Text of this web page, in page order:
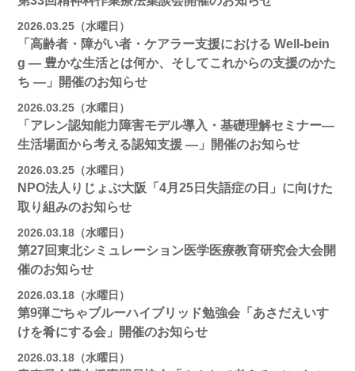
2026.03.25（水曜日）
「高齢者・障がい者・ケアラー支援における Well-bein
g ― 豊かな生活とは何か、そしてこれからの支援のかた
ち ―」開催のお知らせ
2026.03.25（水曜日）
「アレン認知能力障害モデル導入・基礎理解セミナー―
生活場面から考える認知支援 ―」開催のお知らせ
2026.03.25（水曜日）
NPO法人りじょぶ大阪「4月25日失語症の日」に向けた
取り組みのお知らせ
2026.03.18（水曜日）
第27回東北シミュレーション医学医療教育研究会大会開
催のお知らせ
2026.03.18（水曜日）
第9弾ごちゃブルーハイブリッド勉強会「あさだえいす
けを肴にする会」開催のお知らせ
2026.03.18（水曜日）